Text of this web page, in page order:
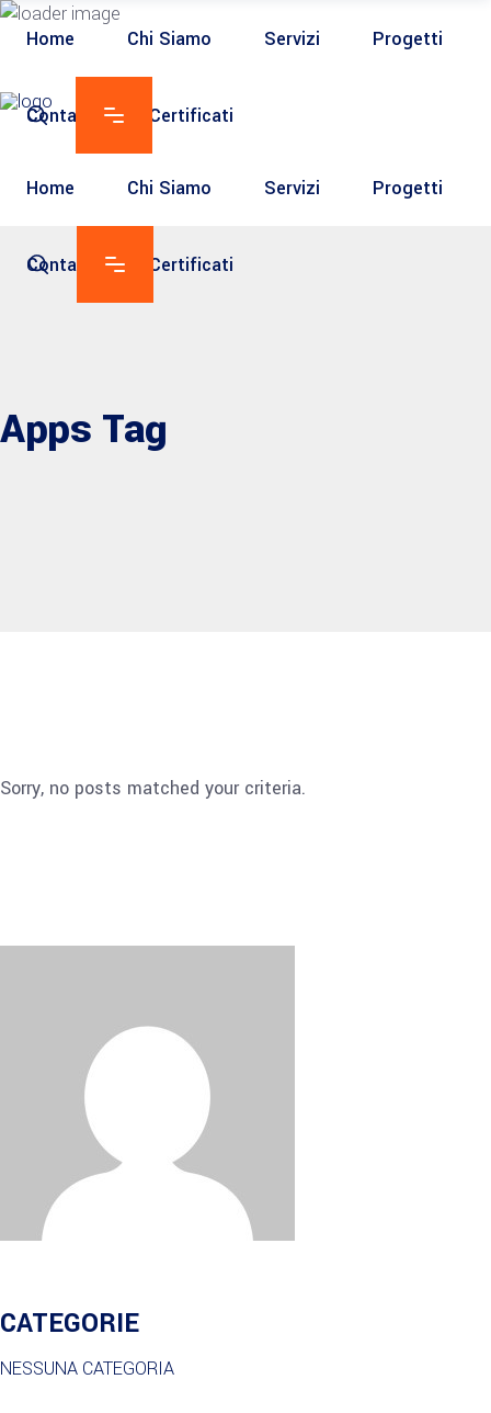
Home Chi Siamo Servizi Progetti
Contatti Certificati
Home Chi Siamo Servizi Progetti
Contatti Certificati
Apps Tag
Sorry, no posts matched your criteria.
CATEGORIE
NESSUNA CATEGORIA